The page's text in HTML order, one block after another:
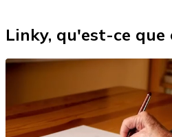
Linky, qu'est-ce que